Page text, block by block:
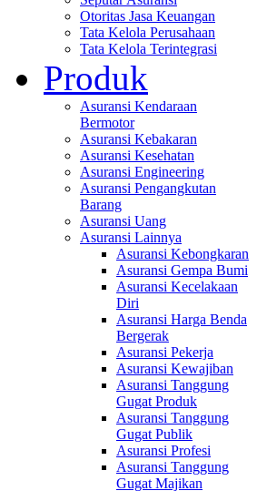
Otoritas Jasa Keuangan
Tata Kelola Perusahaan
Tata Kelola Terintegrasi
Produk
Asuransi Kendaraan
Bermotor
Asuransi Kebakaran
Asuransi Kesehatan
Asuransi Engineering
Asuransi Pengangkutan
Barang
Asuransi Uang
Asuransi Lainnya
Asuransi Kebongkaran
Asuransi Gempa Bumi
Asuransi Kecelakaan
Diri
Asuransi Harga Benda
Bergerak
Asuransi Pekerja
Asuransi Kewajiban
Asuransi Tanggung
Gugat Produk
Asuransi Tanggung
Gugat Publik
Asuransi Profesi
Asuransi Tanggung
Gugat Majikan